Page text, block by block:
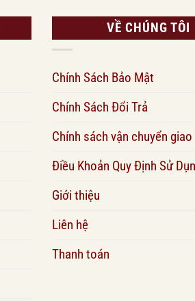
VỀ CHÚNG TÔI
Chính Sách Bảo Mật
Chính Sách Đổi Trả
Chính sách vận chuyển giao
Điều Khoản Quy Định Sử
Giới thiệu
Liên hệ
Thanh toán